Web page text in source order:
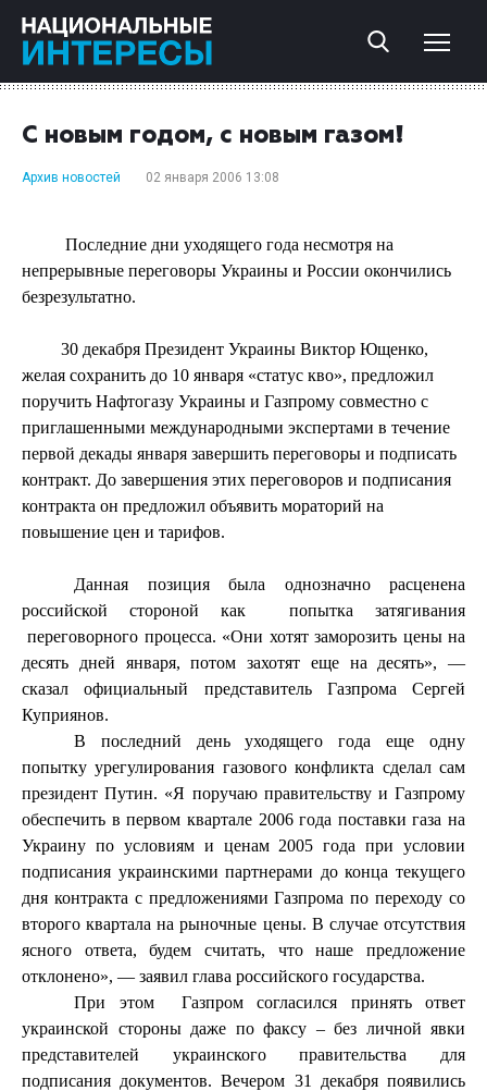
С новым годом, с новым газом!
Архив новостей 02 января 2006 13:08
Последние дни уходящего года несмотря на
непрерывные переговоры Украины и России окончились
безрезультатно.
30 декабря Президент Украины Виктор Ющенко,
желая сохранить до 10 января «статус кво», предложил
поручить Нафтогазу Украины и Газпрому совместно с
приглашенными международными экспертами в течение
первой декады января завершить переговоры и подписать
контракт. До завершения этих переговоров и подписания
контракта он предложил объявить мораторий на
повышение цен и тарифов.
Данная позиция была однозначно расценена
российской стороной как
попытка затягивания
переговорного процесса. «Они хотят заморозить цены на
десять дней января, потом захотят еще на десять», —
сказал официальный представитель Газпрома Сергей
Куприянов.
В последний день уходящего года еще одну
попытку урегулирования газового конфликта сделал сам
президент Путин. «Я поручаю правительству и Газпрому
обеспечить в первом квартале 2006 года поставки газа на
Украину по условиям и ценам 2005 года при условии
подписания украинскими партнерами до конца текущего
дня контракта с предложениями Газпрома по переходу со
второго квартала на рыночные цены. В случае отсутствия
ясного ответа, будем считать, что наше предложение
отклонено», — заявил глава российского государства.
При этом
Газпром согласился принять ответ
украинской стороны даже по факсу – без личной явки
представителей украинского правительства для
подписания документов. Вечером 31 декабря появились